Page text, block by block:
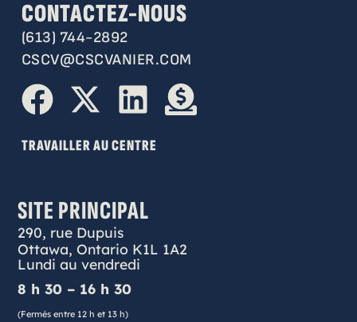
CONTACTEZ-NOUS
(613) 744-2892
CSCV@CSCVANIER.COM
TRAVAILLER AU CENTRE
SITE PRINCIPAL
290, rue Dupuis
Ottawa, Ontario K1L 1A2
Lundi au vendredi
8 h 30 – 16 h 30
(Fermés entre 12 h et 13 h)